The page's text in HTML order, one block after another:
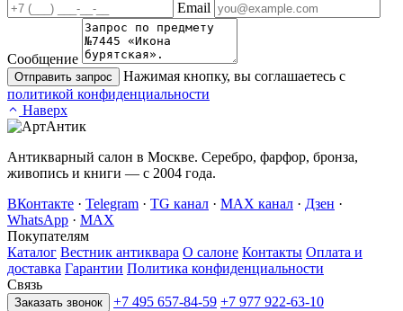
Email
Сообщение
Отправить запрос
Нажимая кнопку, вы соглашаетесь с
политикой конфиденциальности
Наверх
Антикварный салон в Москве. Серебро, фарфор, бронза,
живопись и книги — с 2004 года.
ВКонтакте · Telegram · TG канал · MAX канал · Дзен ·
WhatsApp · MAX
Покупателям
Каталог Вестник антиквара О салоне Контакты Оплата и
доставка Гарантии Политика конфиденциальности
Связь
Заказать звонок +7 495 657-84-59 +7 977 922-63-10